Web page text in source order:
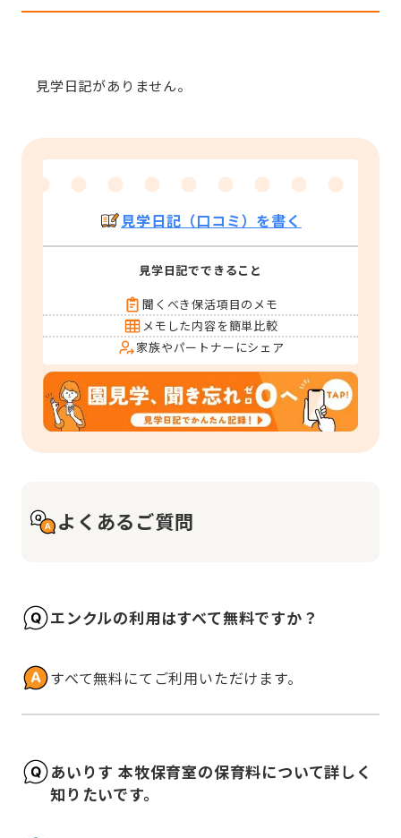
見学日記がありません。
見学日記（口コミ）を書く
見学日記でできること
聞くべき保活項目のメモ
メモした内容を簡単比較
家族やパートナーにシェア
よくあるご質問
エンクルの利用はすべて無料ですか？
すべて無料にてご利用いただけます。
あいりす 本牧保育室の保育料について詳しく
知りたいです。